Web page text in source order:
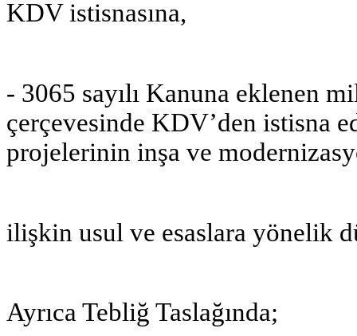
KDV istisnasına,
- 3065 sayılı Kanuna eklenen
çerçevesinde KDV’den istisna
projelerinin inşa ve
ilişkin usul ve esaslara yönelik
Ayrıca Tebliğ Taslağında;